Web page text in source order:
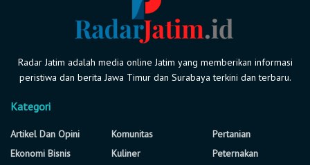
Radar Jatim adalah media online Jatim yang memberikan informasi
peristiwa dan berita Jawa Timur dan Surabaya terkini dan terbaru.
Kategori
Artikel Dan Opini
Ekonomi Bisnis
Komunitas
Kuliner
Pertanian
Peternakan